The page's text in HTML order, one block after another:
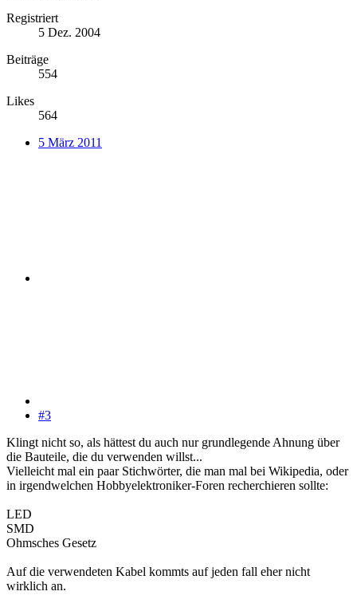
Registriert
5 Dez. 2004
Beiträge
554
Likes
564
5 März 2011
#3
Klingt nicht so, als hättest du auch nur grundlegende Ahnung über
die Bauteile, die du verwenden willst...
Vielleicht mal ein paar Stichwörter, die man mal bei Wikipedia, oder
in irgendwelchen Hobbyelektroniker-Foren recherchieren sollte:
LED
SMD
Ohmsches Gesetz
Auf die verwendeten Kabel kommts auf jeden fall eher nicht
wirklich an.